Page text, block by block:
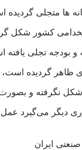
ها متجلی‌ گرديده
كشور شكل
بودجه تجلی‌ يافته
ظاهر گرديده
نگرفته و
ديگر می‌گيرد
ايران